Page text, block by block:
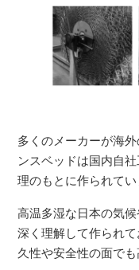
多くのメーカーが海
ンスベッドは国内自
理のもとに作られてい
高温多湿な日本の気
深く理解して作られ
久性や安全性の面でも